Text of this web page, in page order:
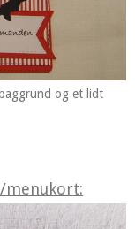
og et lidt